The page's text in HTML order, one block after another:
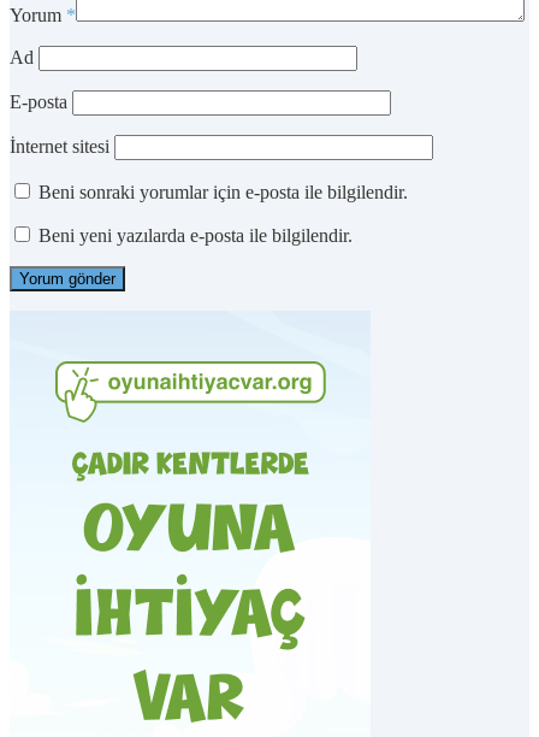
Yorum *
Ad
E-posta
İnternet sitesi
Beni sonraki yorumlar için e-posta ile bilgilendir.
Beni yeni yazılarda e-posta ile bilgilendir.